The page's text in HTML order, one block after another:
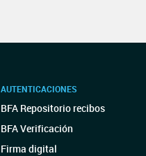
AUTENTICACIONES
BFA Repositorio recibos
BFA Verificación
Firma digital